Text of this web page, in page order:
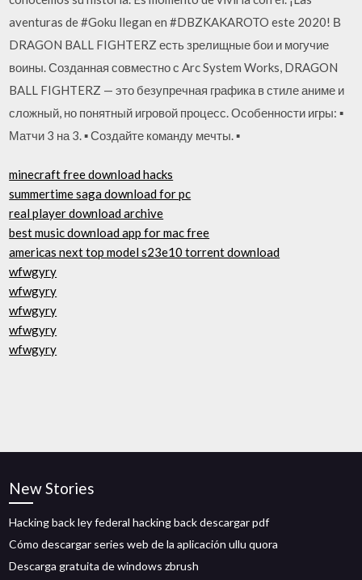
aventuras de #Goku llegan en #DBZKAKAROTO este 2020! В
DRAGON BALL FIGHTERZ есть зрелищные бои и могучие
воины. Созданная совместно с Arc System Works, DRAGON
BALL FIGHTERZ — это безупречная графика в стиле аниме и
сложный, но понятный игровой процесс. Особенности игры: ▪
Матчи 3 на 3. ▪ Создайте команду мечты. ▪
minecraft free download hacks
summertime saga download for pc
real player download archive
best music download app for mac free
americas next top model s23e10 torrent download
wfwgyry
wfwgyry
wfwgyry
wfwgyry
wfwgyry
New Stories
Hacking back ley federal hacking back descargar pdf
Cómo descargar series web de la aplicación ullu quora
Descarga gratuita de windows zbrush